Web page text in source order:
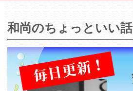
和尚のちょっといい話